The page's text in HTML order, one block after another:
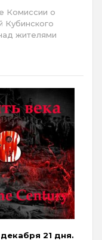
Комиссии о
Кубинского
жителями
21 дня.